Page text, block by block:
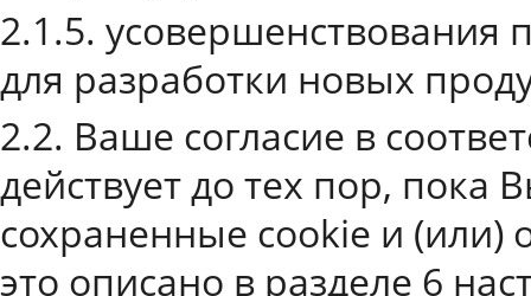
2.1.5. усовершенствования
для разработки новых
2.2. Ваше согласие в
действует до тех пор,
сохраненные cookie и (или)
это описано в разделе 6